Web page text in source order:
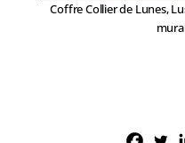
Coffre Collier de Lunes,